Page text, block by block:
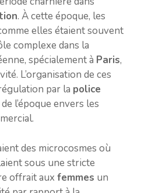
. À cette époque, les
elles étaient souvent
complexe dans la
spécialement à Paris,
L’organisation de ces
par la police
l’époque envers les
des microcosmes où
sous une stricte
offrait aux femmes un